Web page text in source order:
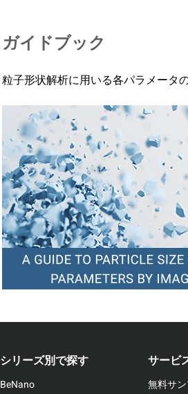
ガイドブック
粒子形状解析に用いる各パラメータ
シリーズ別で探す
BeNano
サービ
無料サ